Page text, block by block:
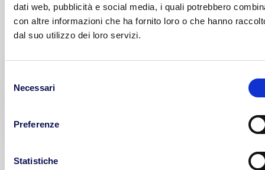
dati web, pubblicità e social media, i quali potrebbero
con altre informazioni che ha fornito loro o che hanno
dal suo utilizzo dei loro servizi.
delNecessari
Preferenze
Statistiche
servizio dei nostri clienti, staff e autisti dipendenti
qualificati e costantemente formati. In sintesi, solo il
meglio per ogni esigenza B2B.